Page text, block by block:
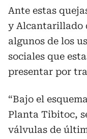
Ante estas
y Alcantarillado
algunos de los
sociales que
presentar por
“Bajo el
Planta Tibitoc,
válvulas de